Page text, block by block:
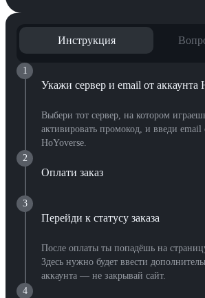
Инструкция
1
Укажи сервер и email от аккаунта
Выбери тот сервер, на котором
активировать промокод, и введи email
HoYoverse.
2
Оплати заказ
3
Перейди к статусу заказа
После оплаты ты попадёшь на страницу
Здесь нужно будет ввести
аккаунта — не закрывай сайт.
4